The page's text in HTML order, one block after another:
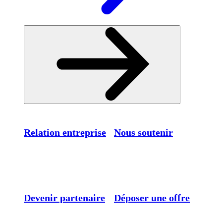
Relation entreprise Nous soutenir
Devenir partenaire Déposer une offre